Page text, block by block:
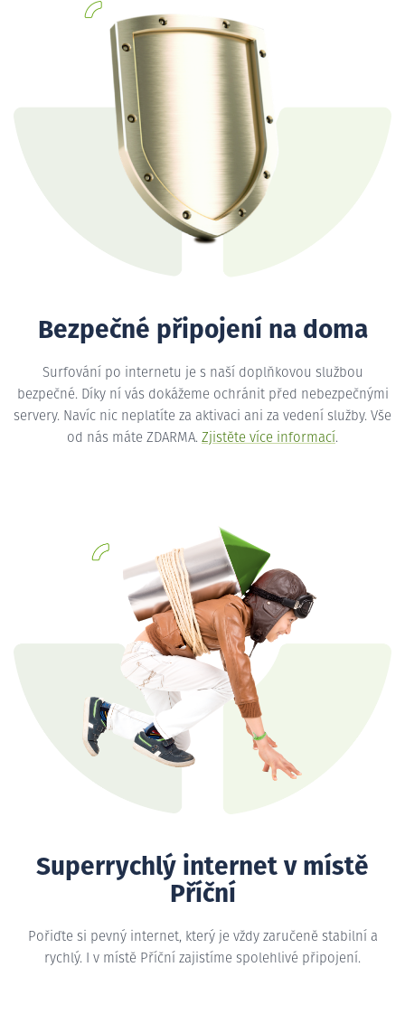
Bezpečné připojení na doma
Surfování po internetu je s naší doplňkovou službou
bezpečné. Díky ní vás dokážeme ochránit před nebezpečnými
servery. Navíc nic neplatíte za aktivaci ani za vedení služby. Vše
od nás máte ZDARMA. Zjistěte více informací.
Superrychlý internet v místě
Příční
Pořiďte si pevný internet, který je vždy zaručeně stabilní a
rychlý. I v místě Příční zajistíme spolehlivé připojení.